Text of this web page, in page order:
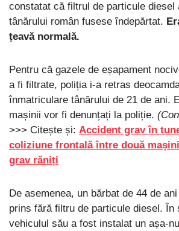
constatat că filtrul de particule diesel
tânărului român fusese îndepărtat.
țeavă normală.
Pentru că gazele de eșapament
a fi filtrate, poliția i-a retras
înmatriculare tânărului de 21 de ani.
mașinii vor fi denunțați la poliție.
>>> Citește și: Accident grav în
coliziune frontală între două
grav răniți
De asemenea, un bărbat de 44 de
prins fără filtru de particule diesel. În
vehiculul său a fost instalat un așa-